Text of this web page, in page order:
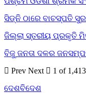
ସିଡ୍‌ନି ଠାରେ ବାଚସ୍ପତି
ଜିଲ୍ଲା ସ୍ତରୀୟ ପ୍ରକୃତି
ବିଜୁ ଜନତା ଦଳର
Prev Next
1 of 1,413
ଦେଶବିଦେଶ